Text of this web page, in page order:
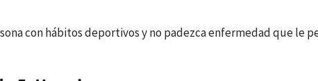
con hábitos deportivos y no padezca enfermedad que le